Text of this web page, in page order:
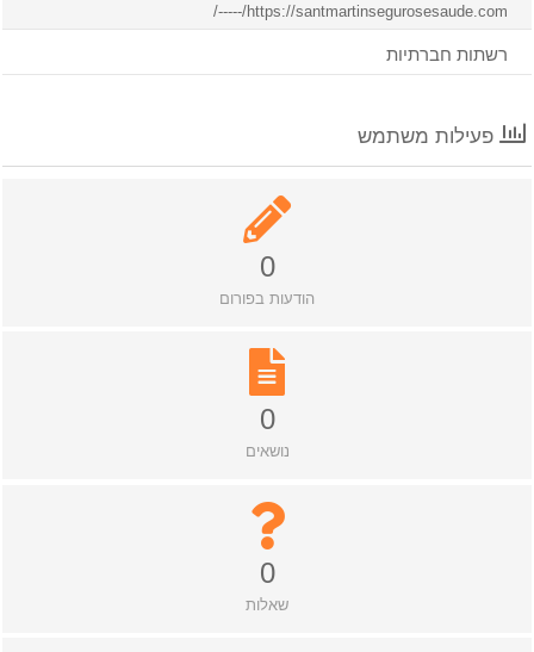
https://
חברתיות
פעילות משתמש
הודעות בפורום
נושאים
שאלות